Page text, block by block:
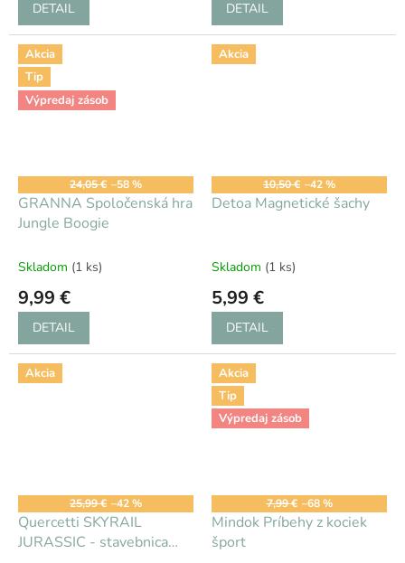
DETAIL DETAIL
Akcia
Tip
Výpredaj zásob
24,05 € –58 %
GRANNA Spoločenská hra
Jungle Boogie
Skladom (1 ks)
9,99 €
DETAIL
Akcia
10,50 € –42 %
Detoa Magnetické šachy
Skladom (1 ks)
5,99 €
DETAIL
Akcia
25,99 € –42 %
Quercetti SKYRAIL
JURASSIC - stavebnica
Akcia
Tip
Výpredaj zásob
7,99 € –68 %
Mindok Príbehy z kociek
šport